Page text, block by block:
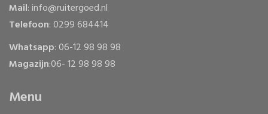
Mail: info@ruitergoed.nl
Telefoon: 0299 684414
Whatsapp: 06-12 98 98 98
Magazijn:06- 12 98 98 98
Menu